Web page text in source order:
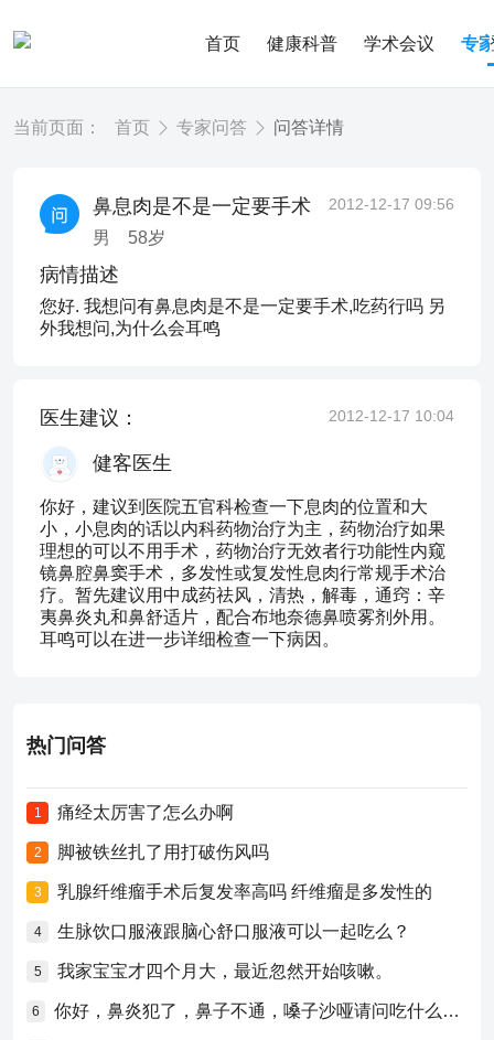
首页 健康科普 学术会议 专
当前页面： 首页 专家问答 问答详情
鼻息肉是不是一定要手术
男 58岁
2012-12-17 09:56
病情描述
您好. 我想问有鼻息肉是不是一定要手术,吃药行吗 另
外我想问,为什么会耳鸣
医生建议： 2012-12-17 10:04
健客医生
你好，建议到医院五官科检查一下息肉的位置和大
小，小息肉的话以内科药物治疗为主，药物治疗如果
理想的可以不用手术，药物治疗无效者行功能性内窥
镜鼻腔鼻窦手术，多发性或复发性息肉行常规手术治
疗。暂先建议用中成药祛风，清热，解毒，通窍：辛
夷鼻炎丸和鼻舒适片，配合布地奈德鼻喷雾剂外用。
耳鸣可以在进一步详细检查一下病因。
热门问答
1 痛经太厉害了怎么办啊
2 脚被铁丝扎了用打破伤风吗
3 乳腺纤维瘤手术后复发率高吗 纤维瘤是多发性的
4 生脉饮口服液跟脑心舒口服液可以一起吃么？
5 我家宝宝才四个月大，最近忽然开始咳嗽。
6 你好，鼻炎犯了，鼻子不通，嗓子沙哑请问吃什么药比较好？